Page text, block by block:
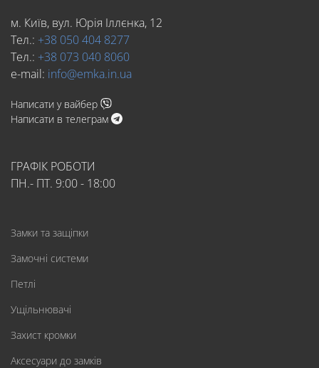
м. Київ, вул. Юрія Іллєнка, 12
Тел.: +38 050 404 8277
Тел.: +38 073 040 8060
e-mail: info@emka.in.ua
Написати у вайбер
Написати в телеграм
ГРАФІК РОБОТИ
ПН.- ПТ. 9:00 - 18:00
Замки та защіпки
Замочні системи
Петлі
Ущільнювачі
Захист кромки
Аксесуари до замків